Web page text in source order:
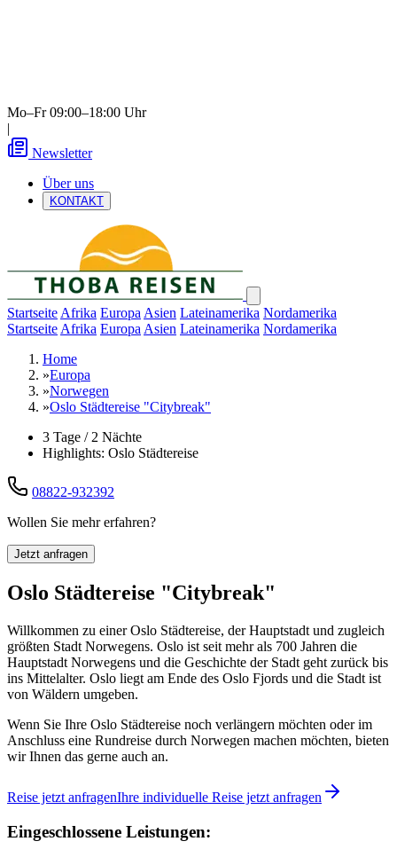
Mo–Fr 09:00–18:00 Uhr
|
Newsletter
Über uns
KONTAKT
Startseite Afrika Europa Asien Lateinamerika Nordamerika
Startseite Afrika Europa Asien Lateinamerika Nordamerika
Home
»Europa
»Norwegen
»Oslo Städtereise "Citybreak"
3 Tage / 2 Nächte
Highlights: Oslo Städtereise
08822-932392
Wollen Sie mehr erfahren?
Jetzt anfragen
Oslo Städtereise "Citybreak"
Willkommen zu einer Oslo Städtereise, der Hauptstadt und zugleich
größten Stadt Norwegens. Oslo ist seit mehr als 700 Jahren die
Hauptstadt Norwegens und die Geschichte der Stadt geht zurück bis
ins Mittelalter. Oslo liegt am Ende des Oslo Fjords und die Stadt ist
von Wäldern umgeben.
Wenn Sie Ihre Oslo Städtereise noch verlängern möchten oder im
Anschluss eine Rundreise durch Norwegen machen möchten, bieten
wir Ihnen das gerne auch an.
Reise jetzt anfragenIhre individuelle Reise jetzt anfragen
Eingeschlossene Leistungen: